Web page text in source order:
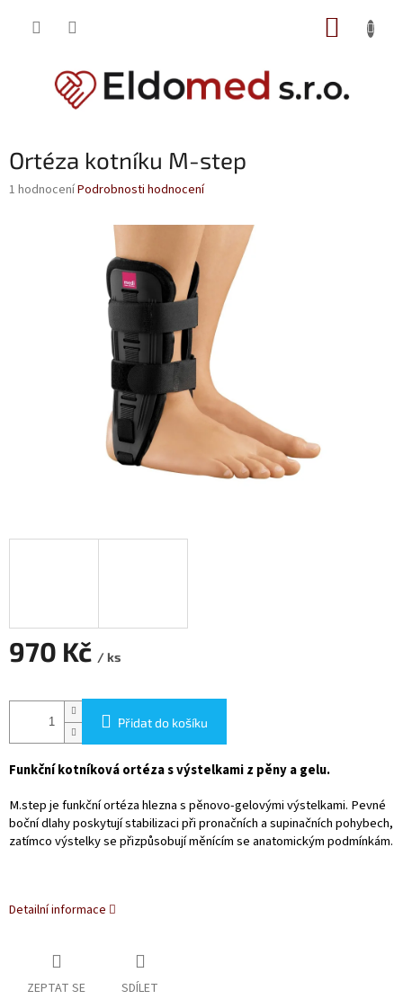
Ortéza kotníku M-step
Průměrné
1 hodnoceníPodrobnosti hodnocení
970 Kč / ks
cena:
Přidat do košíku
Funkční kotníková ortéza s výstelkami z pěny a gelu.
M.step je funkční ortéza hlezna s pěnovo-gelovými výstelkami. Pevné
boční dlahy poskytují stabilizaci při pronačních a supinačních pohybech,
zatímco výstelky se přizpůsobují měnícím se anatomickým podmínkám.
Detailní informace
ZEPTAT SE SDÍLET